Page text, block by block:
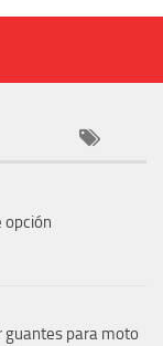
opción
guantes para moto